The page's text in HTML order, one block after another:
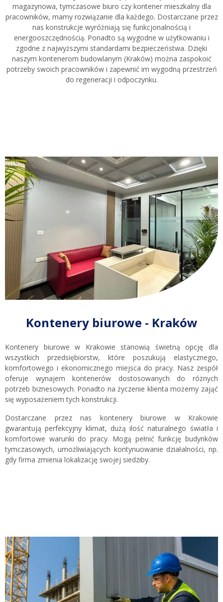
magazynowa, tymczasowe biuro czy kontener mieszkalny dla
pracowników, mamy rozwiązanie dla każdego. Dostarczane przez
nas konstrukcje wyróżniają się funkcjonalnością i
energooszczędnością. Ponadto są wygodne w użytkowaniu i
zgodne z najwyższymi standardami bezpieczeństwa. Dzięki
naszym kontenerom budowlanym (Kraków) można zaspokoić
potrzeby swoich pracowników i zapewnić im wygodną przestrzeń
do regeneracji i odpoczynku.
Kontenery biurowe - Kraków
Kontenery biurowe w Krakowie stanowią świetną opcję dla
wszystkich przedsiębiorstw, które poszukują elastycznego,
komfortowego i ekonomicznego miejsca do pracy. Nasz zespół
oferuje wynajem kontenerów dostosowanych do różnych
potrzeb biznesowych. Ponadto na życzenie klienta możemy zająć
się wyposażeniem tych konstrukcji.
Dostarczane przez nas kontenery biurowe w Krakowie
gwarantują perfekcyjny klimat, dużą ilość naturalnego światła i
komfortowe warunki do pracy. Mogą pełnić funkcję budynków
tymczasowych, umożliwiających kontynuowanie działalności, np.
gdy firma zmienia lokalizację swojej siedziby.